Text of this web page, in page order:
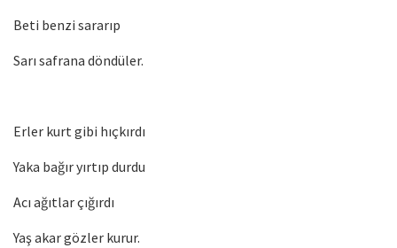
Beti benzi sararıp
Sarı safrana döndüler.
Erler kurt gibi hıçkırdı
Yaka bağır yırtıp durdu
Acı ağıtlar çığırdı
Yaş akar gözler kurur.